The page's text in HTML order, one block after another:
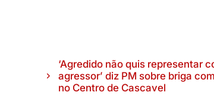
‘Agredido não quis representar
agressor’ diz PM sobre briga
no Centro de Cascavel